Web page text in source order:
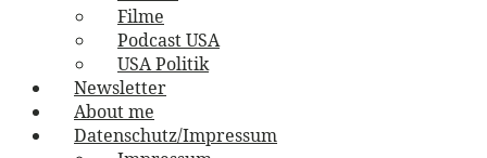
Filme
Podcast USA
USA Politik
Newsletter
About me
Datenschutz/Impressum